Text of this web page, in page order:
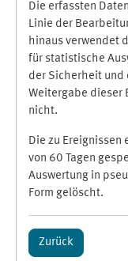
Die erfassten
Linie der
hinaus verwendet
für statistische
der Sicherheit und
Weitergabe dieser
nicht.
Die zu Ereignissen
von 60 Tagen
Auswertung in
Form gelöscht.
Zurück